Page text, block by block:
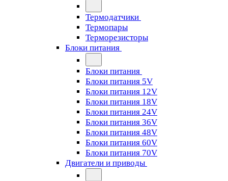
Термодатчики
Термопары
Терморезисторы
Блоки питания
Блоки питания
Блоки питания 5V
Блоки питания 12V
Блоки питания 18V
Блоки питания 24V
Блоки питания 36V
Блоки питания 48V
Блоки питания 60V
Блоки питания 70V
Двигатели и приводы